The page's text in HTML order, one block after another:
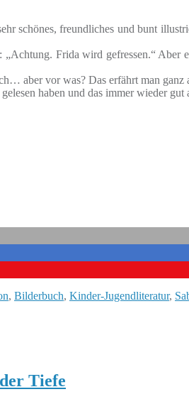
schönes, freundliches und bunt
Frida wird gefressen.“ Aber
aber vor was? Das erfährt man ganz
haben und das immer wieder
, Bilderbuch, Kinder-Jugendliteratur,
Tiefe